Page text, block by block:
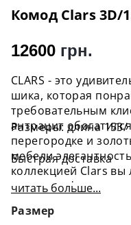
Комод Clars 3D/
12600 грн.
CLARS - это
шика, которая
требовательным
антрацит
перегородке и
мебели
коллекцией Clars вы
модную и
Размеры: длина 153/
Быстрая доставка
читать больше...
Размер